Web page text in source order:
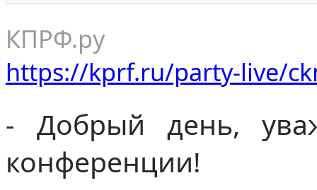
КПРФ.ру
https://kprf.ru/party-live/
- Добрый день,
конференции!